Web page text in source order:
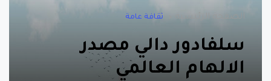
الصفحة الرئيسية ثقافة عامة
سلفادور دالي مصدر
الالهام العالمي